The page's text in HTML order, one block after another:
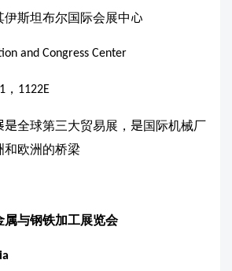
伊斯坦布尔国际会展中心
and Congress Center
， 1122E
是全球第三大贸易展， 是国际机械厂
和欧洲的桥梁
属与钢铁加工展览会